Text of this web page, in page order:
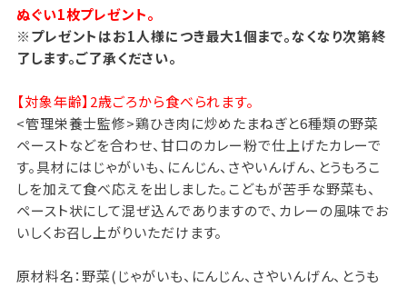
ぬぐい1枚プレゼント。
※プレゼントはお1人様につき最大1個まで。なくなり次第終
了します。ご了承ください。
【対象年齢】2歳ごろから食べられます。
<管理栄養士監修>鶏ひき肉に炒めたまねぎと6種類の野菜
ペーストなどを合わせ、甘口のカレー粉で仕上げたカレーで
す。具材にはじゃがいも、にんじん、さやいんげん、とうもろこ
しを加えて食べ応えを出しました。こどもが苦手な野菜も、
ペースト状にして混ぜ込んでありますので、カレーの風味でお
いしくお召し上がりいただけます。
原材料名：野菜(じゃがいも、にんじん、さやいんげん、とうも